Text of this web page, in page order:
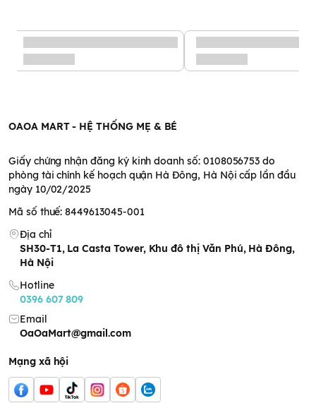
Những điểm nổi bật bột ăn
dặm Aptamil vị gạo hữu cơ
màu.
Hỗ trợ hệ tiêu hóa khỏe mạnh nhờ lợi khuẩn prebiotic.
Dễ dàng pha chế và sử dụng, tiết kiệm thời gian cho mẹ.
Thành phần dinh dưỡng
bột ăn dặm Aptamil vị
gạo hữu cơ 100g
Hướng dẫn sử dụng bột
ăn dặm Aptamil vị gạo
hữu cơ 100g
Dùng bát và thìa ăn sạch. Khoảng 5 phần 23g trong gói bột ăn
dặm
Aptamil vị gạo hữu cơ
OAOA MART - HỆ THỐNG MẸ & BÉ
Giấy chứng nhận đăng ký kinh doanh số: 0108056753 do
phòng tài chính kế hoạch quận Hà Đông, Hà Nội cấp lần đầu
ngày 10/02/2025
Mã số thuế: 8449613045-001
Địa chỉ
SH30-T1, La Casta Tower, Khu đô thị Văn Phú, Hà Đông,
Hà Nội
Hotline
0396 607 809
Email
OaOaMart@gmail.com
Mạng xã hội